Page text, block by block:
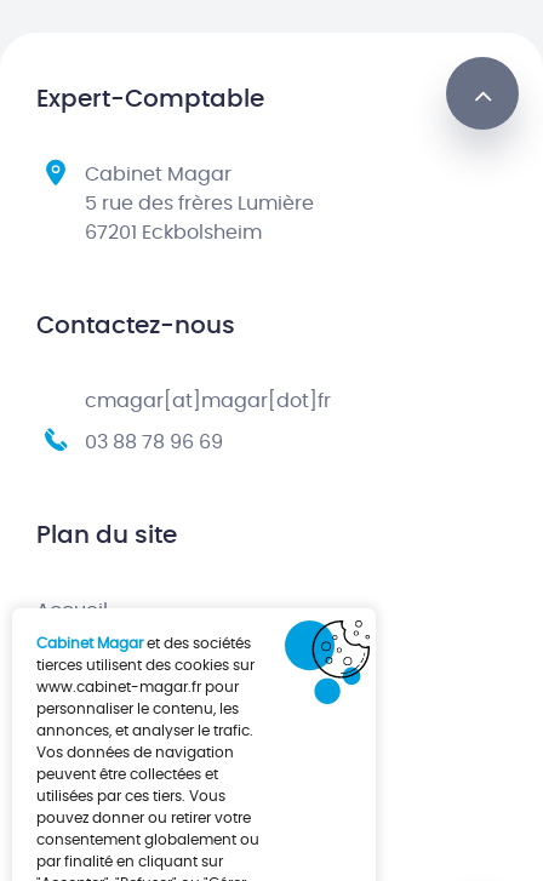
Expert-Comptable
Cabinet Magar
5 rue des frères Lumière
67201 Eckbolsheim
Contactez-nous
cmagar[at]magar[dot]fr
03 88 78 96 69
Plan du site
Accueil
Création d’entreprise
Développement d’entreprise
À propos
Actualités
Contact
Cabinet Magaret des sociétés
tierces utilisent des cookies sur
www.cabinet-magar.frpour
personnaliser le contenu, les
annonces, et analyser le trafic.
Vos données de navigation
peuvent être collectées et
utilisées par ces tiers. Vous
pouvez donner ou retirer votre
consentement globalement ou
par finalité en cliquant sur